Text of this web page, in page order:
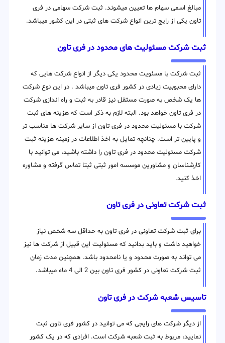
مبالغ اسمی سهام ها تعیین میشوند. ثبت شرکت سهامی در فری
تاون یکی از رایج ترین انواع شرکت های ثبتی در این کشور میباشد.
ثبت شرکت مسئولیت های محدود در فری تاون
ثبت شرکت با مسئویت محدود یکی دیگر از انواع شرکت هایی که
دارای محبوبیت زیادی در کشور فری تاون میباشد . در این نوع شرکت
ها یک شخص به صورت مستقل نیز قادر به ثبت و راه اندازی شرکت
در فری تاون خواهد بود. البته لازم به ذکر است که هزینه های ثبت
شرکت با مسئولیت محدود در فری تاون از سایر شرکت ها مناسب تر
و پایین تر است. چنانچه تمایل به اخذ اطلاعات در زمینه هزینه ثبت
شرکت مسئولیت محدود در فری تاون را داشته باشید، می توانید با
کارشناسان و مشاورین موسسه امور ثبتی ثبتا تماس گرفته و مشاوره
اخذ کنید.
ثبت شرکت تعاونی در فری تاون
برای ثبت شرکت تعاونی در فری تاون به حداقل سه شخص نیاز
خواهید داشت و باید بدانید که مسئولیت این قبیل از شرکت ها نیز
می تواند به صورت محدود و یا نامحدود باشد. همچنین مدت زمان
ثبت شرکت تعاونی در کشور فری تاون بین 2 الی 4 ماه میباشد.
تاسیس شعبه شرکت در فری تاون
از دیگر شرکت های رایجی که می توانید در کشور فری تاون ثبت
نمایید، مربوط به ثبت شعبه شرکت است. افرادی که در یک کشور